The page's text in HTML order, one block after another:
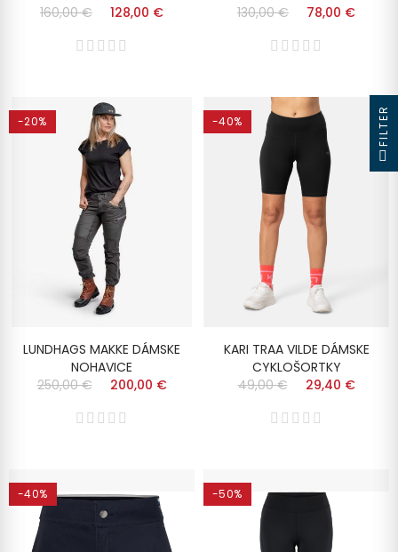
160,00 €
128,00 €
130,00 €
78,00 €
-20%
LUNDHAGS MAKKE DÁMSKE
NOHAVICE
250,00 €
200,00 €
-40%
KARI TRAA VILDE DÁMSKE
CYKLOŠORTKY
49,00 €
29,40 €
-40% -50%
FILTER